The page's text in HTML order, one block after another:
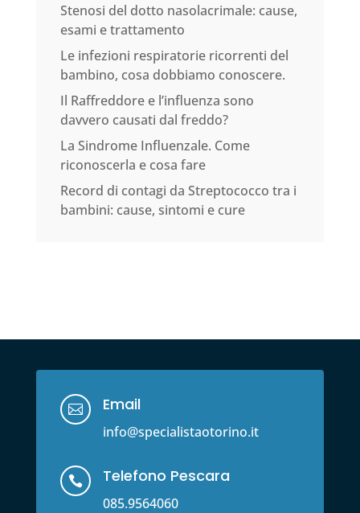
Stenosi del dotto nasolacrimale: cause,
esami e trattamento
Le infezioni respiratorie ricorrenti del
bambino, cosa dobbiamo conoscere.
Il Raffreddore e l’influenza sono
davvero causati dal freddo?
La Sindrome Influenzale. Come
riconoscerla e cosa fare
Record di contagi da Streptococco tra i
bambini: cause, sintomi e cure
 Email
info@specialistaotorino.it
 Telefono Pescara
085.9564060